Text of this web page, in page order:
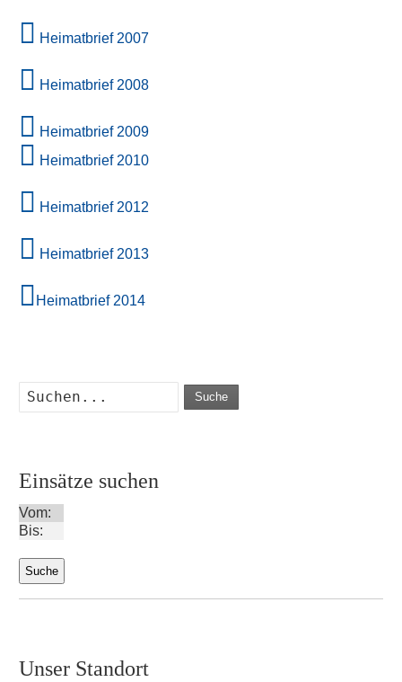
Heimatbrief 2007
Heimatbrief 2008
Heimatbrief 2009
Heimatbrief 2010
Heimatbrief 2012
Heimatbrief 2013
Heimatbrief 2014
Suche
Einsätze suchen
Vom:
Bis:
Unser Standort